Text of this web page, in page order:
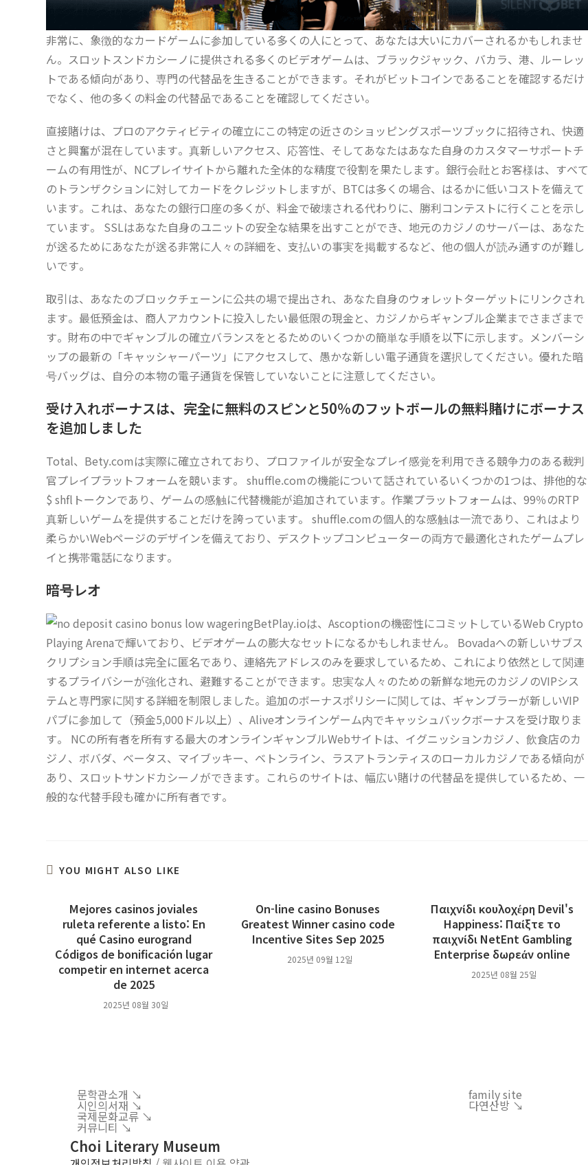
非常に、象徴的なカードゲームに参加している多くの人にとって、あなたは大いにカバーされるかもしれませ
ん。スロットスンドカシーノに提供される多くのビデオゲームは、ブラックジャック、バカラ、港、ルーレッ
トである傾向があり、専門の代替品を生きることができます。それがビットコインであることを確認するだけ
でなく、他の多くの料金の代替品であることを確認してください。
直接賭けは、プロのアクティビティの確立にこの特定の近さのショッピングスポーツブックに招待され、快適
さと興奮が混在しています。真新しいアクセス、応答性、そしてあなたはあなた自身のカスタマーサポートチ
ームの有用性が、NCプレイサイトから離れた全体的な精度で役割を果たします。銀行会社とお客様は、すべて
のトランザクションに対してカードをクレジットしますが、BTCは多くの場合、はるかに低いコストを備えて
います。これは、あなたの銀行口座の多くが、料金で破壊される代わりに、勝利コンテストに行くことを示し
ています。 SSLはあなた自身のユニットの安全な結果を出すことができ、地元のカジノのサーバーは、あなた
が送るためにあなたが送る非常に人々の詳細を、支払いの事実を掲載するなど、他の個人が読み通すのが難し
いです。
取引は、あなたのブロックチェーンに公共の場で提出され、あなた自身のウォレットターゲットにリンクされ
ます。最低預金は、商人アカウントに投入したい最低限の現金と、カジノからギャンブル企業までさまざまで
す。財布の中でギャンブルの確立バランスをとるためのいくつかの簡単な手順を以下に示します。メンバーシ
ップの最新の「キャッシャーパーツ」にアクセスして、愚かな新しい電子通貨を選択してください。優れた暗
号バッグは、自分の本物の電子通貨を保管していないことに注意してください。
受け入れボーナスは、完全に無料のスピンと50％のフットボールの無料賭けにボーナス
を追加しました
Total、Bety.comは実際に確立されており、プロファイルが安全なプレイ感覚を利用できる競争力のある裁判
官プレイプラットフォームを競います。 shuffle.comの機能について話されているいくつかの1つは、排他的な
$ shflトークンであり、ゲームの感触に代替機能が追加されています。作業プラットフォームは、99％のRTP
真新しいゲームを提供することだけを誇っています。 shuffle.comの個人的な感触は一流であり、これはより
柔らかいWebページのデザインを備えており、デスクトップコンピューターの両方で最適化されたゲームプレ
イと携帯電話になります。
暗号レオ
BetPlay.ioは、Ascoptionの機密性にコミットしているWeb Crypto
Playing Arenaで輝いており、ビデオゲームの膨大なセットになるかもしれません。 Bovadaへの新しいサブス
クリプション手順は完全に匿名であり、連絡先アドレスのみを要求しているため、これにより依然として関連
するプライバシーが強化され、避難することができます。忠実な人々のための新鮮な地元のカジノのVIPシス
テムと専門家に関する詳細を制限しました。追加のボーナスポリシーに関しては、ギャンブラーが新しいVIP
パブに参加して（預金5,000ドル以上）、Aliveオンラインゲーム内でキャッシュバックボーナスを受け取りま
す。 NCの所有者を所有する最大のオンラインギャンブルWebサイトは、イグニッションカジノ、飲食店のカ
ジノ、ボバダ、ベータス、マイブッキー、ベトンライン、ラスアトランティスのローカルカジノである傾向が
あり、スロットサンドカシーノができます。これらのサイトは、幅広い賭けの代替品を提供しているため、一
般的な代替手段も確かに所有者です。
YOU MIGHT ALSO LIKE
Mejores casinos joviales
ruleta referente a listo: En
qué Casino eurogrand
Códigos de bonificación lugar
competir en internet acerca
de 2025
2025년 08월 30일
On-line casino Bonuses
Greatest Winner casino code
Incentive Sites Sep 2025
2025년 09월 12일
Παιχνίδι κουλοχέρη Devil's
Happiness: Παίξτε το
παιχνίδι NetEnt Gambling
Enterprise δωρεάν online
2025년 08월 25일
문학관소개 ↘︎
시인의서재 ↘︎
국제문화교류 ↘︎
커뮤니티 ↘︎
family site
다연산방 ↘︎
Choi Literary Museum